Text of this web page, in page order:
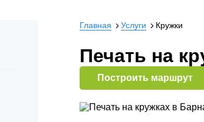
Главная Услуги Кружки
Печать на
Построить маршрут